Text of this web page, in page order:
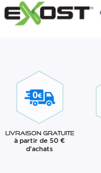
Livraison gratuite
à partir de 50 €
d'achats